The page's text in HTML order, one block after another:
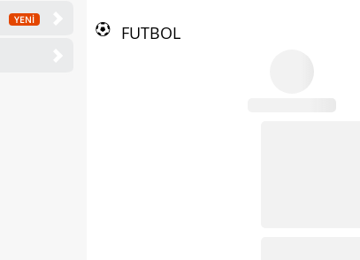
YENİ
FUTBOL